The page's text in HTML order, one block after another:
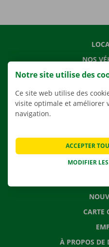
NOS
NOS
CARTE
À PROPOS DE
Notre site utilise des
Ce site web utilise des
visite optimale et améliorer
navigation.
MODIFIER
ACCEPTER